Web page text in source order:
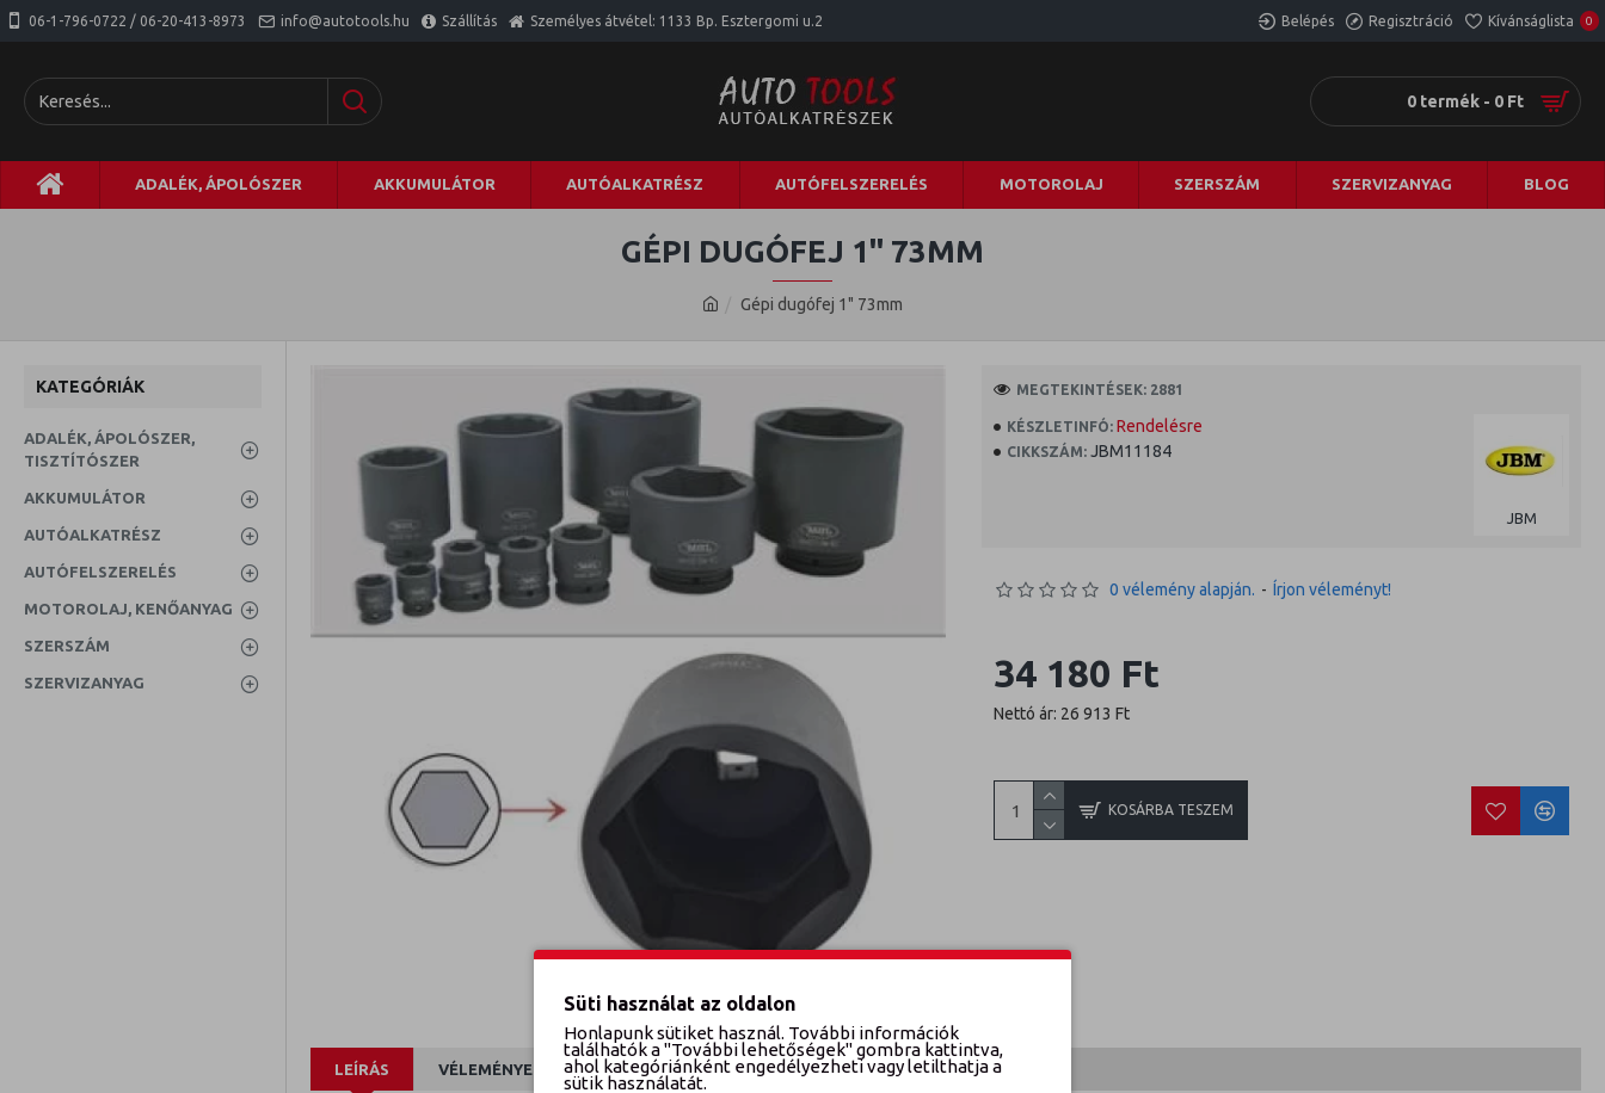
06-1-796-0722 / 06-20-413-8973 info@autotools.hu Szállítás Személyes átvétel: 1133 Bp. Esztergomi u.2 Belépés Regisztráció Kívánságlista 0
0 termék - 0 Ft
ADALÉK, ÁPOLÓSZER AKKUMULÁTOR AUTÓALKATRÉSZ AUTÓFELSZERELÉS MOTOROLAJ SZERSZÁM SZERVIZANYAG BLOG
Gépi dugófej 1" 73mm
GÉPI DUGÓFEJ 1" 73MM
KATEGÓRIÁK
ADALÉK, ÁPOLÓSZER,
TISZTÍTÓSZER
AKKUMULÁTOR
AUTÓALKATRÉSZ
AUTÓFELSZERELÉS
MOTOROLAJ, KENŐANYAG
SZERSZÁM
SZERVIZANYAG
KÉSZLETINFÓ: Rendelésre
CIKKSZÁM: JBM11184
JBM
MEGTEKINTÉSEK: 2881
0 vélemény alapján. - Írjon véleményt!
34 180 Ft
Nettó ár: 26 913 Ft
KOSÁRBA TESZEM
LEÍRÁS VÉLEMÉNYEK
Süti használat az oldalon
Honlapunk sütiket használ. További információk
találhatók a "További lehetőségek" gombra kattintva,
ahol kategóriánként engedélyezheti vagy letilthatja a
sütik használatát.